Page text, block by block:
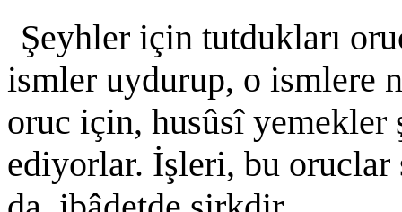
Şeyhler için tutdukları
ismler uydurup, o ismlere
oruc için, husûsî yemekler
ediyorlar. İşleri, bu oruclar